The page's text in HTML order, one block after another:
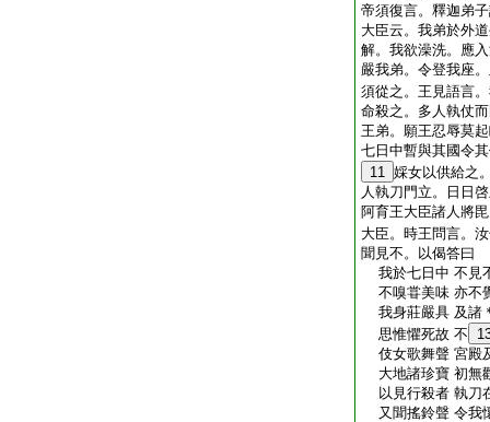
帝須復言。釋迦弟
大臣云。我弟於外
解。我欲澡洗。應
嚴我弟。令登我座
須從之。王見語言
命殺之。多人執仗
王弟。願王忍辱莫
七日中暫與其國令
11 婇女以供給之
人執刀門立。日日
阿育王大臣諸人將
大臣。時王問言。
聞見不。以偈答曰
我於七日中 不見
不嗅甞美味 亦不
我身莊嚴具 及諸
思惟懼死故 不
伎女歌舞聲 宮殿
大地諸珍寶 初無
以見行殺者 執刀
又聞搖鈴聲 令我